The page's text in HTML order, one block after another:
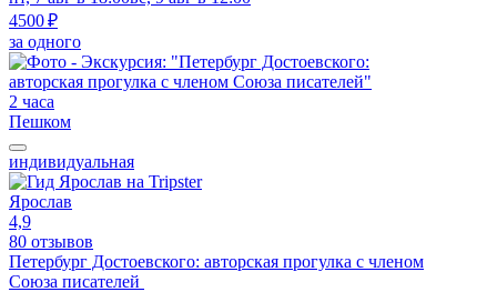
4500 ₽
за одного
2 часа
Пешком
индивидуальная
Ярослав
4,9
80 отзывов
Петербург Достоевского: авторская прогулка с членом
Союза писателей